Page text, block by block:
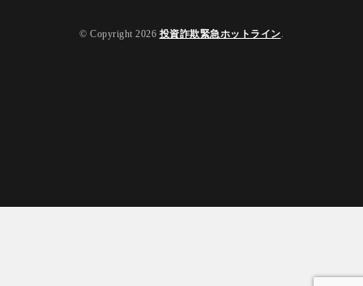
© Copyright 2026 投資詐欺緊急ホットライン.